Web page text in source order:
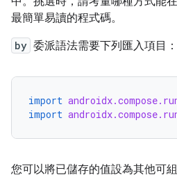
最簡單易讀的程式碼。
by 委派語法需要下列匯入項目：
import
import
您可以將已儲存的值設為其他可